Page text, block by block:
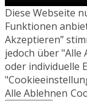
Diese Webseite
Funktionen
Akzeptieren”
jedoch über "Alle
oder individuelle
Alle Ablehnen